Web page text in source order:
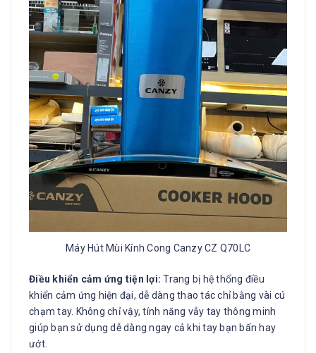
Máy Hút Mùi Kính Cong Canzy CZ Q70LC
Điều khiển cảm ứng tiện lợi: Trang bị hệ thống điều
khiển cảm ứng hiện đại, dễ dàng thao tác chỉ bằng vài cú
chạm tay. Không chỉ vậy, tính năng vẫy tay thông minh
giúp bạn sử dụng dễ dàng ngay cả khi tay bạn bẩn hay
ướt.